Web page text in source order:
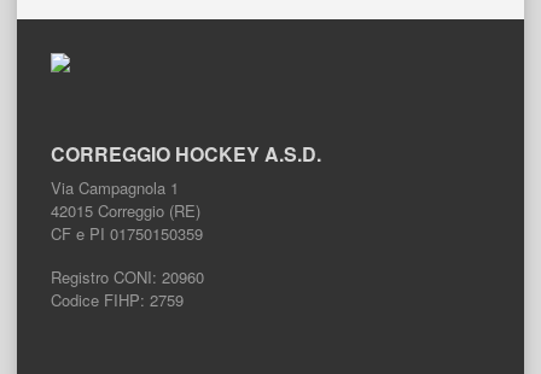
CORREGGIO HOCKEY A.S.D.
Via Campagnola 1
42015 Correggio (RE)
CF e PI 01750150359
Registro CONI: 20960
Codice FIHP: 2759